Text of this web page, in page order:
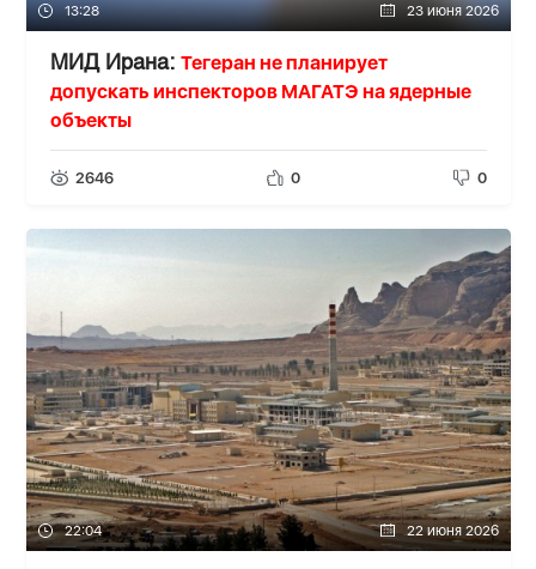
13:28 23 июня 2026
МИД Ирана: Тегеран не планирует
допускать инспекторов МАГАТЭ на ядерные
объекты
2646 0 0
22:04 22 июня 2026